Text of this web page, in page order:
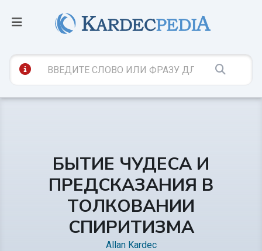
БЫТИЕ ЧУДЕСА И
ПРЕДСКАЗАНИЯ В
ТОЛКОВАНИИ
СПИРИТИЗМА
Allan Kardec